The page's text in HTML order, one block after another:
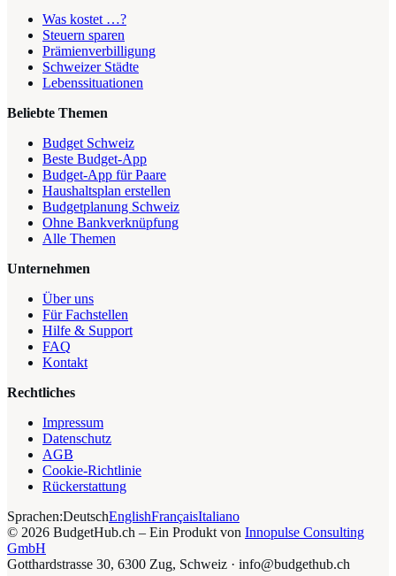
Was kostet …?
Steuern sparen
Prämienverbilligung
Schweizer Städte
Lebenssituationen
Beliebte Themen
Budget Schweiz
Beste Budget-App
Budget-App für Paare
Haushaltsplan erstellen
Budgetplanung Schweiz
Ohne Bankverknüpfung
Alle Themen
Unternehmen
Über uns
Für Fachstellen
Hilfe & Support
FAQ
Kontakt
Rechtliches
Impressum
Datenschutz
AGB
Cookie-Richtlinie
Rückerstattung
Sprachen:DeutschEnglishFrançaisItaliano
© 2026 BudgetHub.ch – Ein Produkt von Innopulse Consulting
GmbH
Gotthardstrasse 30, 6300 Zug, Schweiz · info@budgethub.ch